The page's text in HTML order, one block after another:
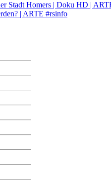
Stadt Homers | Doku HD |
| ARTE #rsinfo